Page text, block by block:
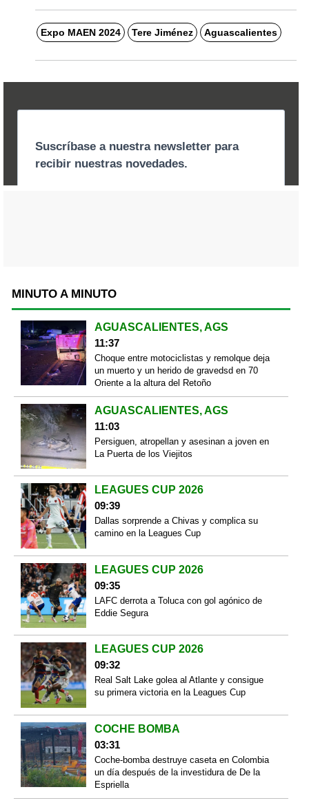
Expo MAEN 2024 Tere Jiménez Aguascalientes
MINUTO A MINUTO
AGUASCALIENTES, AGS
11:37
Choque entre motociclistas y remolque deja
un muerto y un herido de gravedsd en 70
Oriente a la altura del Retoño
AGUASCALIENTES, AGS
11:03
Persiguen, atropellan y asesinan a joven en
La Puerta de los Viejitos
LEAGUES CUP 2026
09:39
Dallas sorprende a Chivas y complica su
camino en la Leagues Cup
LEAGUES CUP 2026
09:35
LAFC derrota a Toluca con gol agónico de
Eddie Segura
LEAGUES CUP 2026
09:32
Real Salt Lake golea al Atlante y consigue
su primera victoria en la Leagues Cup
COCHE BOMBA
03:31
Coche-bomba destruye caseta en Colombia
un día después de la investidura de De la
Espriella